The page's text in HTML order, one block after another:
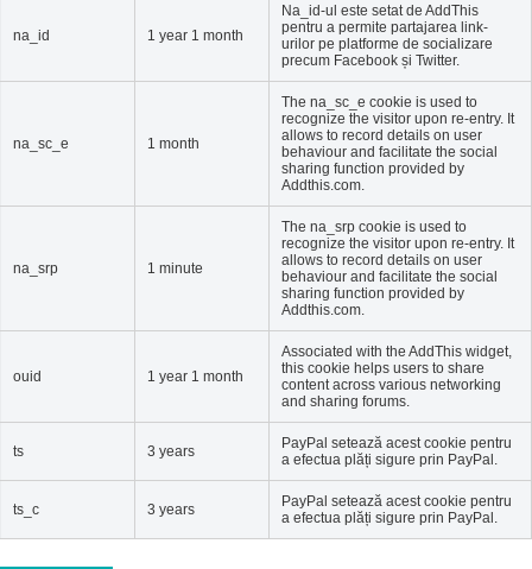
na_id 1 year 1 month
Na_id-ul este setat de AddThis
pentru a permite partajarea link-
urilor pe platforme de socializare
precum Facebook și Twitter.
na_sc_e 1 month
The na_sc_e cookie is used to
recognize the visitor upon re-entry. It
allows to record details on user
behaviour and facilitate the social
sharing function provided by
Addthis.com.
na_srp 1 minute
The na_srp cookie is used to
recognize the visitor upon re-entry. It
allows to record details on user
behaviour and facilitate the social
sharing function provided by
Addthis.com.
ouid 1 year 1 month
Associated with the AddThis widget,
this cookie helps users to share
content across various networking
and sharing forums.
ts 3 years
PayPal setează acest cookie pentru
a efectua plăți sigure prin PayPal.
ts_c 3 years
PayPal setează acest cookie pentru
a efectua plăți sigure prin PayPal.